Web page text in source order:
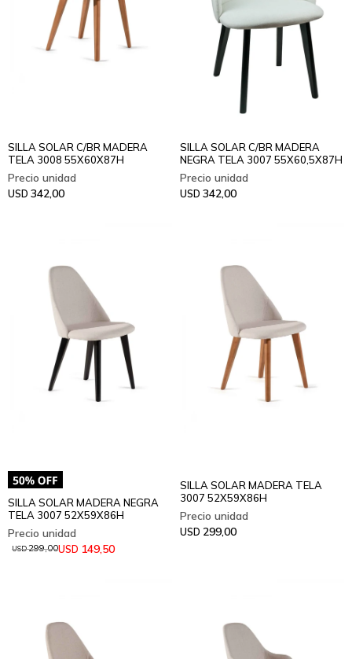
SILLA SOLAR C/BR MADERA
TELA 3008 55X60X87H
USD 342,00
SILLA SOLAR C/BR MADERA
NEGRA TELA 3007 55X60,5X87H
USD 342,00
SILLA SOLAR MADERA NEGRA
TELA 3007 52X59X86H
USD 149,50
USD299,00
SILLA SOLAR MADERA TELA
3007 52X59X86H
USD 299,00